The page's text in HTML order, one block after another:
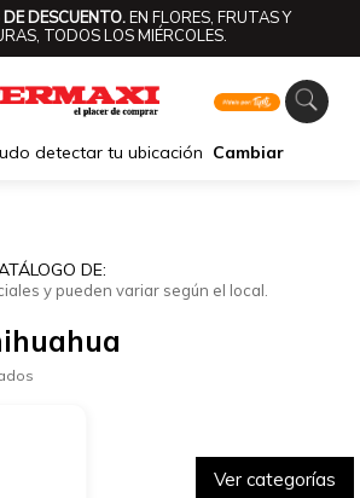
DESCUENTO.EN FLORES, FRUTAS Y
TODOS LOS MIÉRCOLES.
detectar tu ubicación Cambiar
Ver categorías
DE:
y pueden variar según el local.